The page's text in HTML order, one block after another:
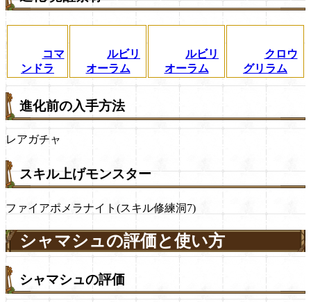
コマ
ンドラ
ルビリ
オーラム
ルビリ
オーラム
クロウ
グリラム
進化前の入手方法
レアガチャ
スキル上げモンスター
ファイアポメラナイト(スキル修練洞7)
シャマシュの評価と使い方
シャマシュの評価